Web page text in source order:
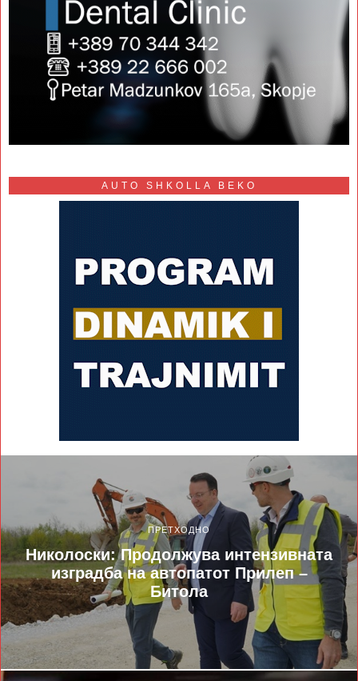
AUTO SHKOLLA BEKO
ПРЕТХОДНО
Николоски: Продолжува интензивната
изградба на автопатот Прилеп –
Битола